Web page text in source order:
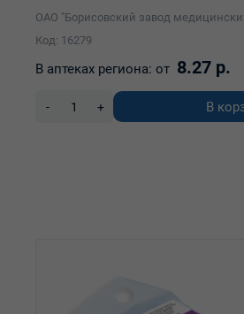
ОАО "Борисовский завод
Код: 16279
В аптеках региона: от 8.27 р.
- + В